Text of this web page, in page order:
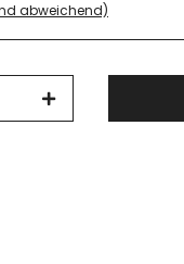
abweichend)